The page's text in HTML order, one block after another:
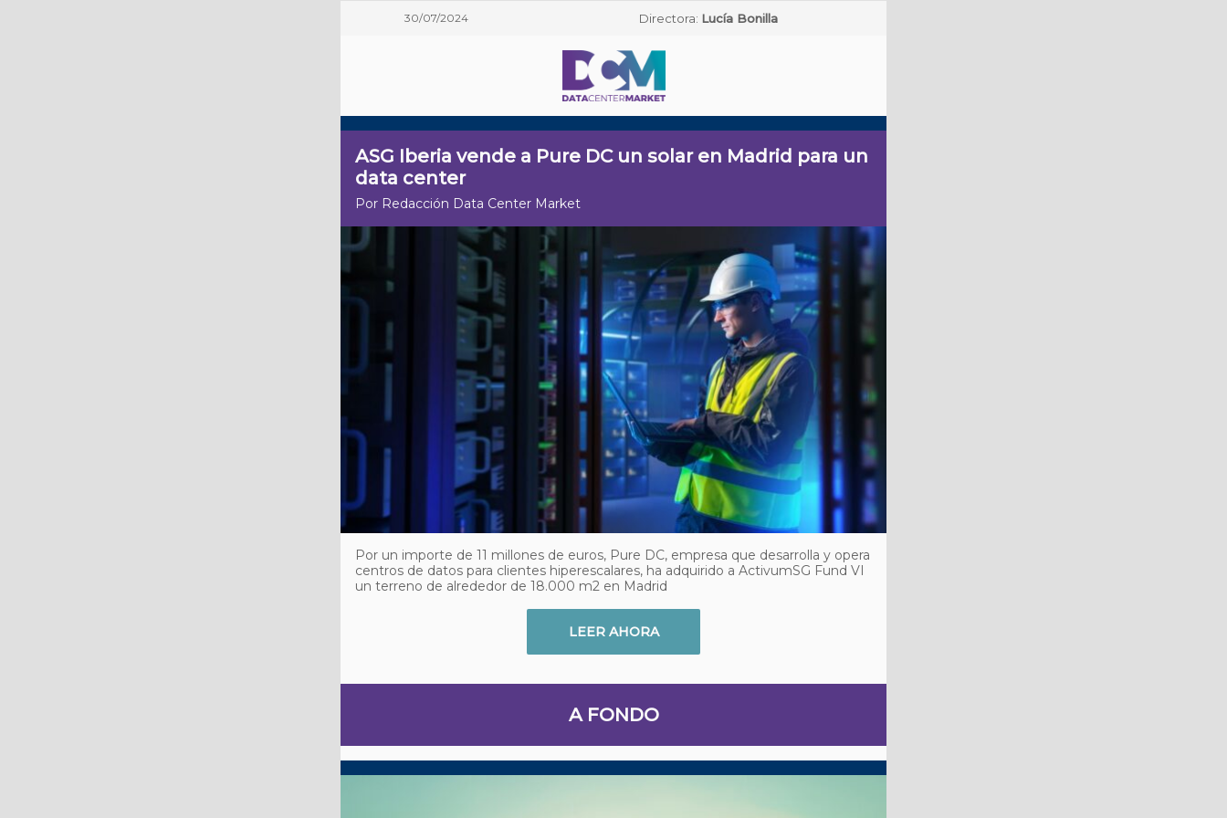
30/07/2024 Directora: Lucía Bonilla
ASG Iberia vende a Pure DC un solar en Madrid para un
data center
Por Redacción Data Center Market
Por un importe de 11 millones de euros, Pure DC, empresa que desarrolla y opera
centros de datos para clientes hiperescalares, ha adquirido a ActivumSG Fund VI
un terreno de alrededor de 18.000 m2 en Madrid
LEER AHORA
A FONDO